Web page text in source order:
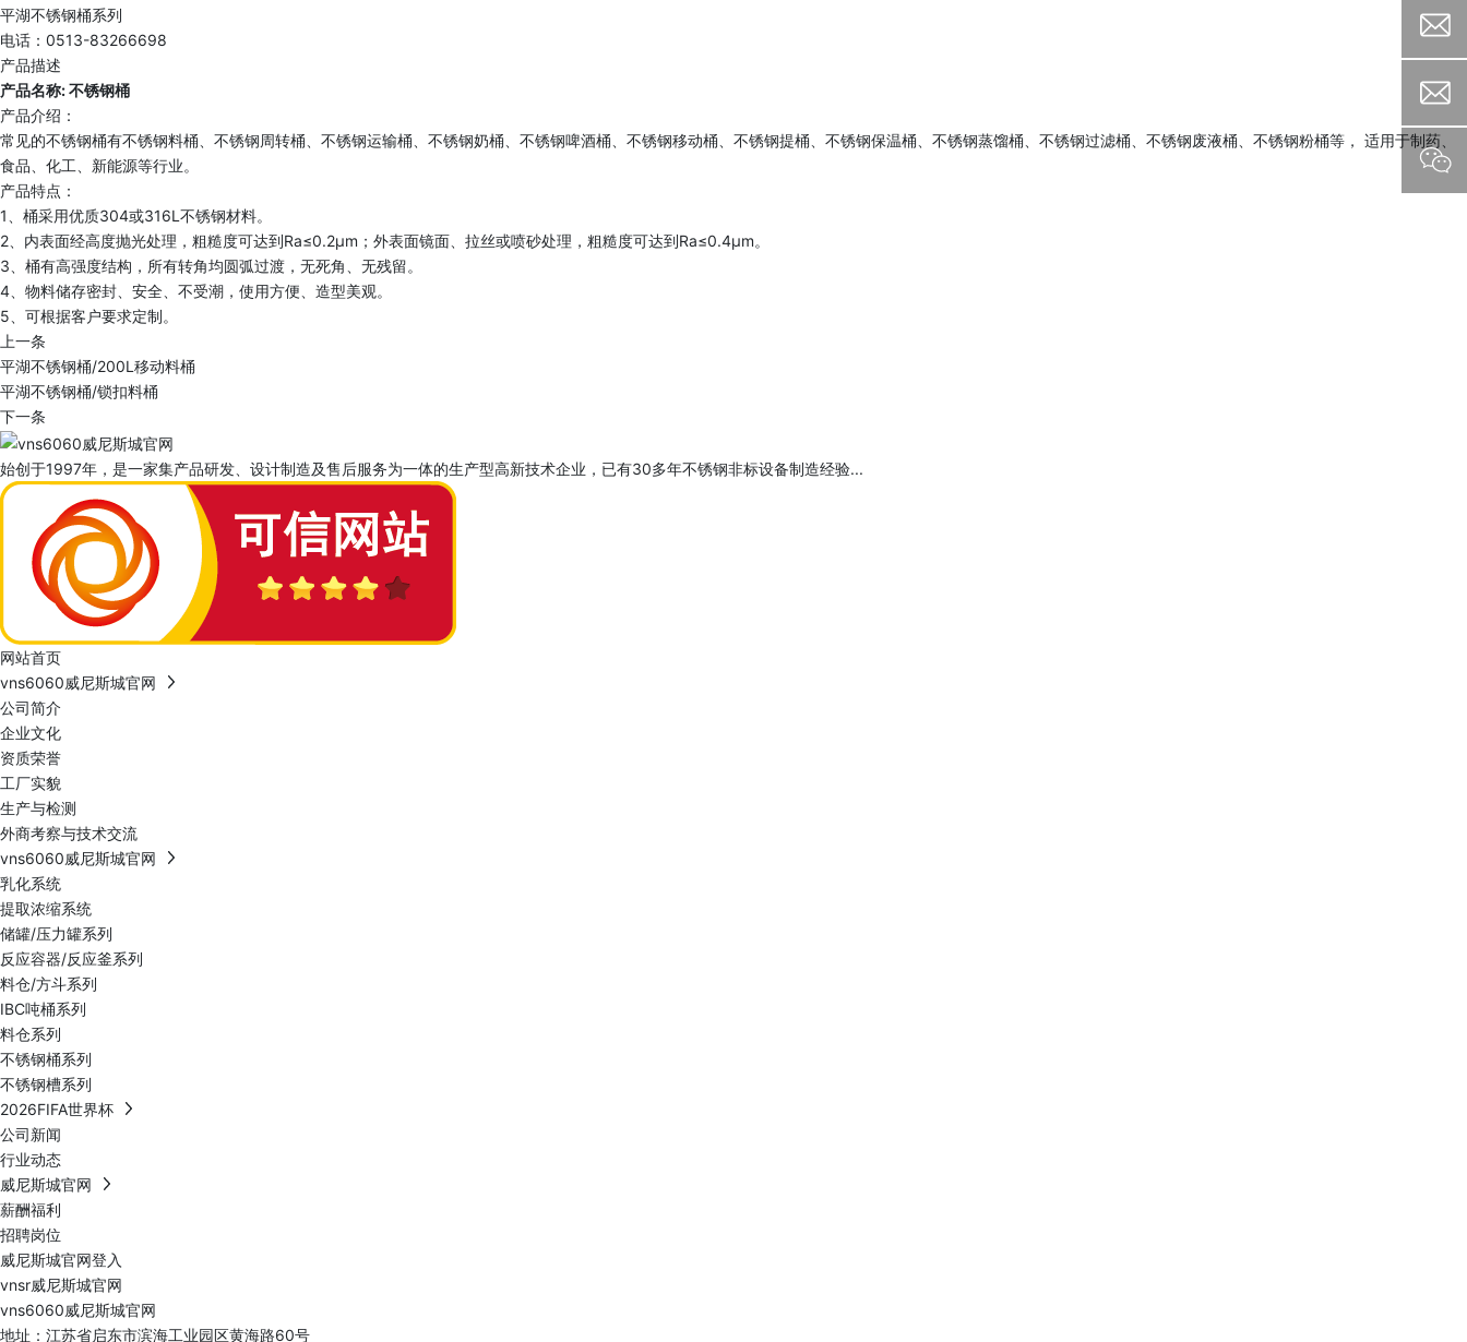
平湖不锈钢桶系列
电话：0513-83266698
产品描述
产品名称: 不锈钢桶
产品介绍：
常见的不锈钢桶有不锈钢料桶、不锈钢周转桶、不锈钢运输桶、不锈钢奶桶、不锈钢啤酒桶、不锈钢移动桶、不锈钢提桶、不锈钢保温桶、不锈钢蒸馏桶、不锈钢过滤桶、不锈钢废液桶、不锈钢粉桶等， 适用于制药、
食品、化工、新能源等行业。
产品特点：
1、桶采用优质304或316L不锈钢材料。
2、内表面经高度抛光处理，粗糙度可达到Ra≤0.2μm；外表面镜面、拉丝或喷砂处理，粗糙度可达到Ra≤0.4μm。
3、桶有高强度结构，所有转角均圆弧过渡，无死角、无残留。
4、物料储存密封、安全、不受潮，使用方便、造型美观。
5、可根据客户要求定制。
上一条
平湖不锈钢桶/200L移动料桶
平湖不锈钢桶/锁扣料桶
下一条
始创于1997年，是一家集产品研发、设计制造及售后服务为一体的生产型高新技术企业，已有30多年不锈钢非标设备制造经验...
网站首页
vns6060威尼斯城官网
公司简介
企业文化
资质荣誉
工厂实貌
生产与检测
外商考察与技术交流
vns6060威尼斯城官网
乳化系统
提取浓缩系统
储罐/压力罐系列
反应容器/反应釜系列
料仓/方斗系列
IBC吨桶系列
料仓系列
不锈钢桶系列
不锈钢槽系列
2026FIFA世界杯
公司新闻
行业动态
威尼斯城官网
薪酬福利
招聘岗位
威尼斯城官网登入
vnsr威尼斯城官网
vns6060威尼斯城官网
地址：江苏省启东市滨海工业园区黄海路60号